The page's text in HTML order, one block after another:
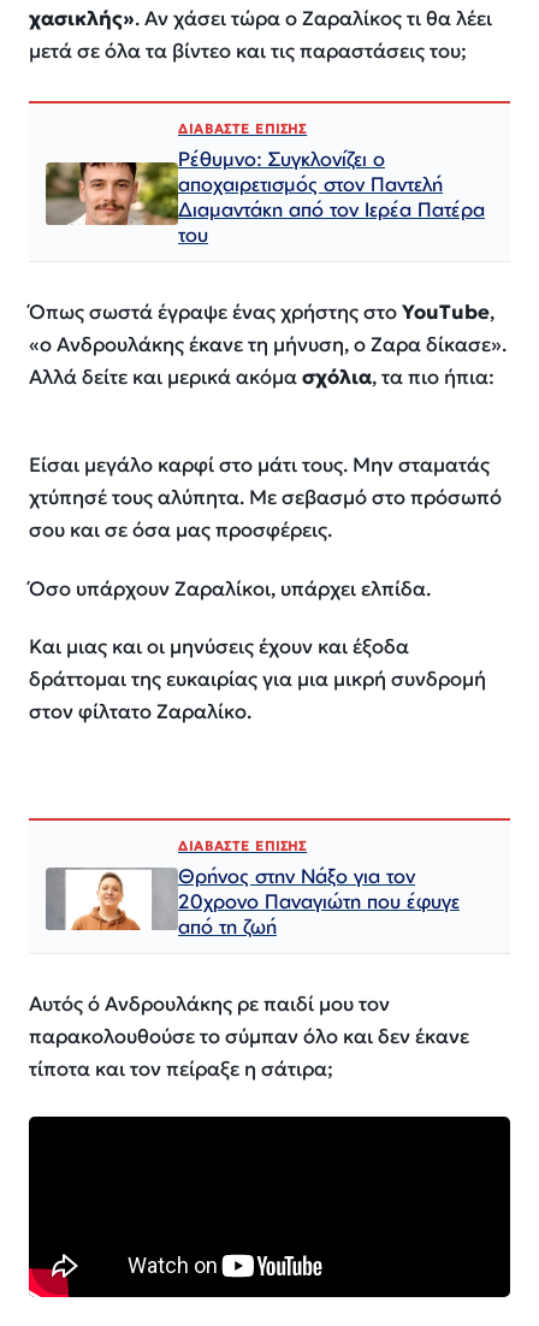
χασικλής». Αν χάσει τώρα ο Ζαραλίκος τι θα λέει
μετά σε όλα τα βίντεο και τις παραστάσεις του;
ΔΙΑΒΑΣΤΕ ΕΠΙΣΗΣ
Ρέθυμνο: Συγκλονίζει ο
αποχαιρετισμός στον Παντελή
Διαμαντάκη από τον Ιερέα Πατέρα
του
Όπως σωστά έγραψε ένας χρήστης στοYouTube,
«ο Ανδρουλάκης έκανε τη μήνυση, ο Ζαρα δίκασε».
Αλλά δείτε και μερικά ακόμασχόλια, τα πιο ήπια:
Είσαι μεγάλο καρφί στο μάτι τους. Μην σταματάς
χτύπησέ τους αλύπητα. Με σεβασμό στο πρόσωπό
σου και σε όσα μας προσφέρεις.
Όσο υπάρχουν Ζαραλίκοι, υπάρχει ελπίδα.
Και μιας και οι μηνύσεις έχουν και έξοδα
δράττομαι της ευκαιρίας για μια μικρή συνδρομή
στον φίλτατο Ζαραλίκο.
ΔΙΑΒΑΣΤΕ ΕΠΙΣΗΣ
Θρήνος στην Νάξο για τον
20χρονο Παναγιώτη που έφυγε
από τη ζωή
Αυτός ό Ανδρουλάκης ρε παιδί μου τον
παρακολουθούσε το σύμπαν όλο και δεν έκανε
τίποτα και τον πείραξε η σάτιρα;